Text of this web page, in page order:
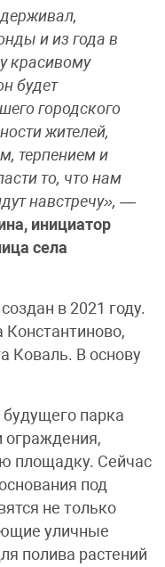
и из года в
красивому
будет
городского
жителей,
терпением и
то, что нам
навстречу», —
инициатор
села
в 2021 году.
Константиново,
Коваль. В основу
парка
ограждения,
площадку. Сейчас
под
не только
уличные
полива растений